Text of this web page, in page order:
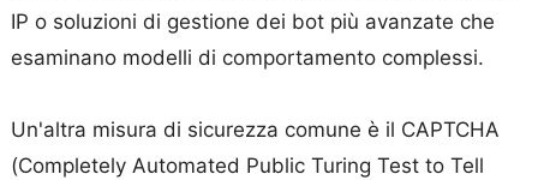
IP o soluzioni di gestione dei bot più avanzate che
esaminano modelli di comportamento complessi.
Un'altra misura di sicurezza comune è il CAPTCHA
(Completely Automated Public Turing Test to Tell